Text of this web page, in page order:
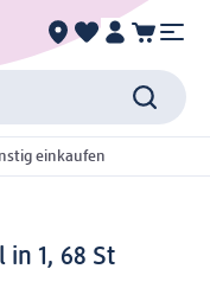
einkaufen
in 1, 68 St